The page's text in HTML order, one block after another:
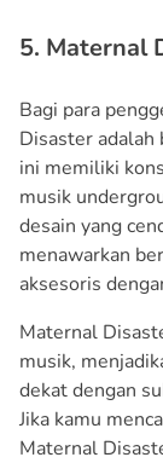
5. Maternal
Bagi para
Disaster adalah
ini memiliki
musik
desain yang
menawarkan
aksesoris
Maternal
musik,
dekat dengan
Jika kamu
Maternal